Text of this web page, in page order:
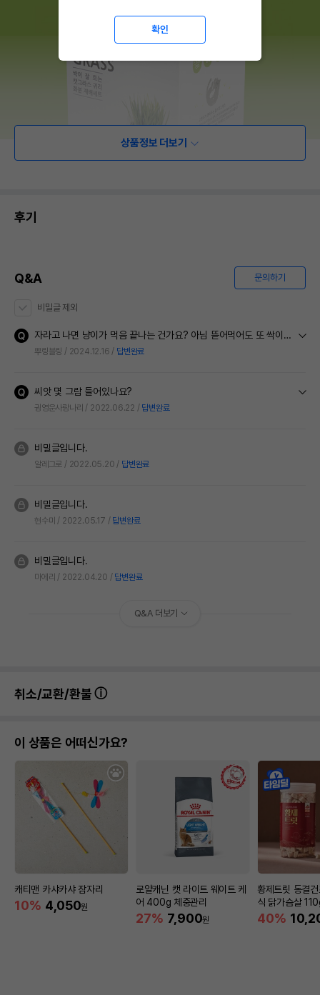
상품정보 더보기
후기
Q&A 문의하기
비밀글 제외
자라고 나면 냥이가 먹음 끝나는 건가요? 아님 뜯어먹어도 또 싹이 올라오나요?
뿌링블링 2024.12.16 답변완료
씨앗 몇 그람 들어있나요?
귕영운사랑나리 2022.06.22 답변완료
비밀글입니다.
알레그로 2022.05.20 답변완료
비밀글입니다.
현수미 2022.05.17 답변완료
비밀글입니다.
마에리 2022.04.20 답변완료
Q&A 더보기
취소/교환/환불
이 상품은 어떠신가요?
캐티맨 카샤카샤 잠자리
10% 4,050원
로얄캐닌 캣 라이트 웨이트 케
어 400g 체중관리
27% 7,900원
황제트릿 동결
식 닭가슴살
40%
확인